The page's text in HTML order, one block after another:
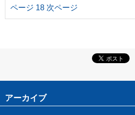
ページ 18 次ページ
アーカイブ